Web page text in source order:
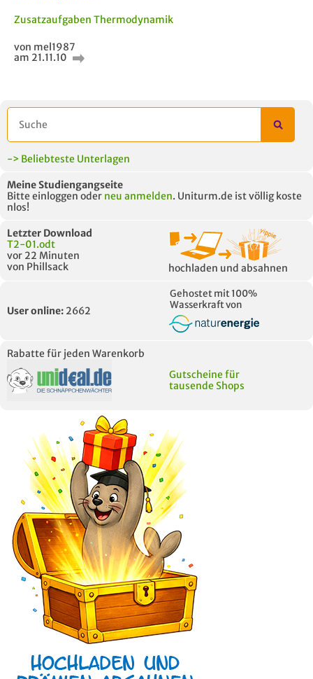
AUCH IM MODUL
TITEL DER
UNTERLAGE
Zusatzaufgaben Thermodynamik
von mel1987
am 21.11.10
-> Beliebteste Unterlagen
Meine Studiengangseite
Bitte einloggen oder neu anmelden. Uniturm.de ist völlig koste
nlos!
Letzter Download
T2-01.odt
vor 22 Minuten
von Phillsack
hochladen und absahnen
User online: 2662
Gehostet mit 100%
Wasserkraft von
Rabatte für jeden Warenkorb
Gutscheine für
tausende Shops